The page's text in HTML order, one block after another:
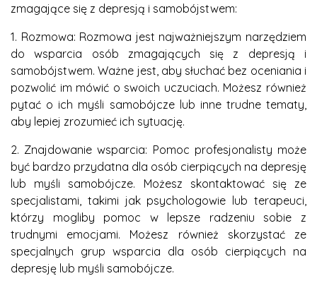
zmagające się z depresją i samobójstwem:
1. Rozmowa: Rozmowa jest najważniejszym narzędziem
do wsparcia osób zmagających się z depresją i
samobójstwem. Ważne jest, aby słuchać bez oceniania i
pozwolić im mówić o swoich uczuciach. Możesz również
pytać o ich myśli samobójcze lub inne trudne tematy,
aby lepiej zrozumieć ich sytuację.
2. Znajdowanie wsparcia: Pomoc profesjonalisty może
być bardzo przydatna dla osób cierpiących na depresję
lub myśli samobójcze. Możesz skontaktować się ze
specjalistami, takimi jak psychologowie lub terapeuci,
którzy mogliby pomoc w lepsze radzeniu sobie z
trudnymi emocjami. Możesz również skorzystać ze
specjalnych grup wsparcia dla osób cierpiących na
depresję lub myśli samobójcze.